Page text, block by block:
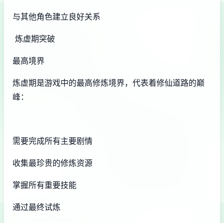
与其他角色建立良好关系
炼虚期突破
最高境界
炼虚期是游戏中的最高修炼境界，代表着修仙道路的巅
峰：
需要完成所有主要剧情
收集最珍贵的修炼资源
掌握所有重要技能
通过最终试炼